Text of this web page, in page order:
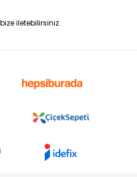
iletebilirsiniz.